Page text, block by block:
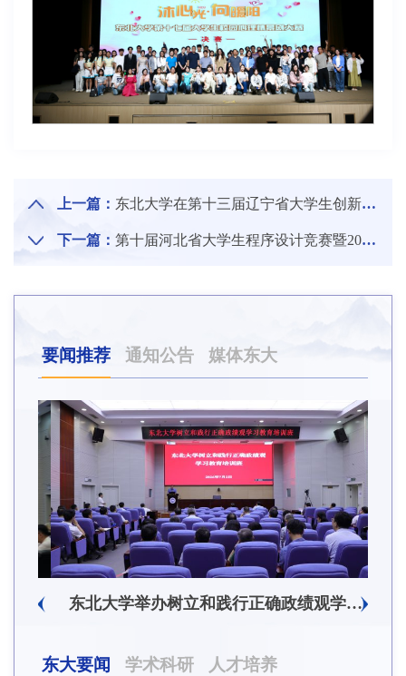
上一篇： 东北大学在第十三届辽宁省大学生创新年会中荣获佳绩
下一篇： 第十届河北省大学生程序设计竞赛暨2026年中国大学生程序设计竞赛全国邀请赛（秦皇岛）在秦皇岛分校举行
要闻推荐 通知公告 媒体东大
东北大学举办树立和践行正确政绩观学习教育培训班
东大要闻 学术科研 人才培养